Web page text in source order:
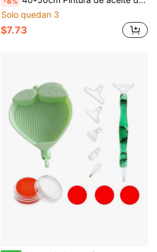
Solo quedan 3
$7.73